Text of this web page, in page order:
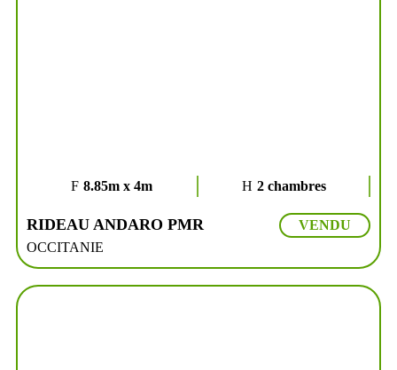
8.85m x 4m 2 chambres
RIDEAU ANDARO PMR
OCCITANIE
VENDU